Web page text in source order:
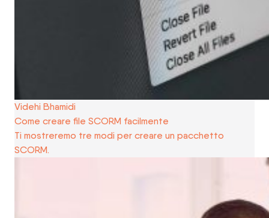
Videhi Bhamidi
Come creare file SCORM facilmente
Ti mostreremo tre modi per creare un pacchetto
SCORM.